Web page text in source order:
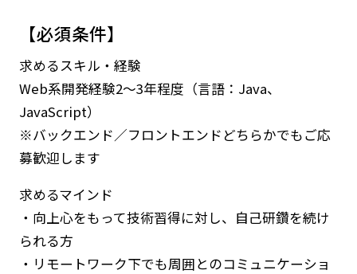
【必須条件】
求めるスキル・経験
Web系開発経験2～3年程度（言語：Java、
JavaScript）
※バックエンド／フロントエンドどちらかでもご応
募歓迎します
求めるマインド
・向上心をもって技術習得に対し、自己研鑽を続け
られる方
・リモートワーク下でも周囲とのコミュニケーショ